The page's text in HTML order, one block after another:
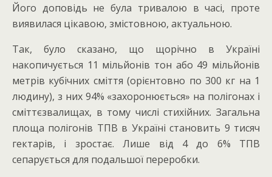
Його доповідь не була тривалою в часі, проте
виявилася цікавою, змістовною, актуальною.
Так, було сказано, що щорічно в Україні
накопичується 11 мільйонів тон або 49 мільйонів
метрів кубічних сміття (орієнтовно по 300 кг на 1
людину), з них 94% «захоронюється» на полігонах і
сміттєзвалищах, в тому числі стихійних. Загальна
площа полігонів ТПВ в Україні становить 9 тисяч
гектарів, і зростає. Лише від 4 до 6% ТПВ
сепарується для подальшої переробки.